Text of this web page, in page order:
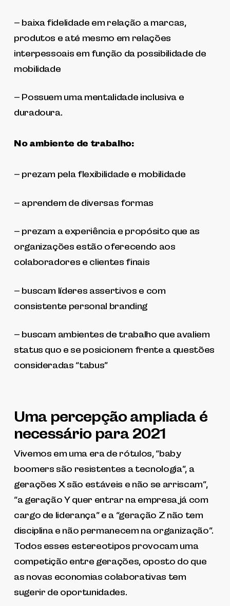
– baixa fidelidade em relação a marcas,
produtos e até mesmo em relações
interpessoais em função da possibilidade de
mobilidade
– Possuem uma mentalidade inclusiva e
duradoura.
No ambiente de trabalho:
– prezam pela flexibilidade e mobilidade
– aprendem de diversas formas
– prezam a experiência e propósito que as
organizações estão oferecendo aos
colaboradores e clientes finais
– buscam líderes assertivos e com
consistente personal branding
– buscam ambientes de trabalho que avaliem
status quo e se posicionem frente a questões
consideradas “tabus”
Uma percepção ampliada é
necessário para 2021
Vivemos em uma era de rótulos, “baby
boomers são resistentes a tecnologia”, a
gerações X são estáveis e não se arriscam”,
“a geração Y quer entrar na empresa já com
cargo de liderança” e a “geração Z não tem
disciplina e não permanecem na organização”.
Todos esses estereotipos provocam uma
competição entre gerações, oposto do que
as novas economias colaborativas tem
sugerir de oportunidades.